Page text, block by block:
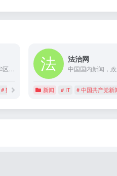
# 数码相机排行榜
法治网
新闻 # IT # 中国共产党新